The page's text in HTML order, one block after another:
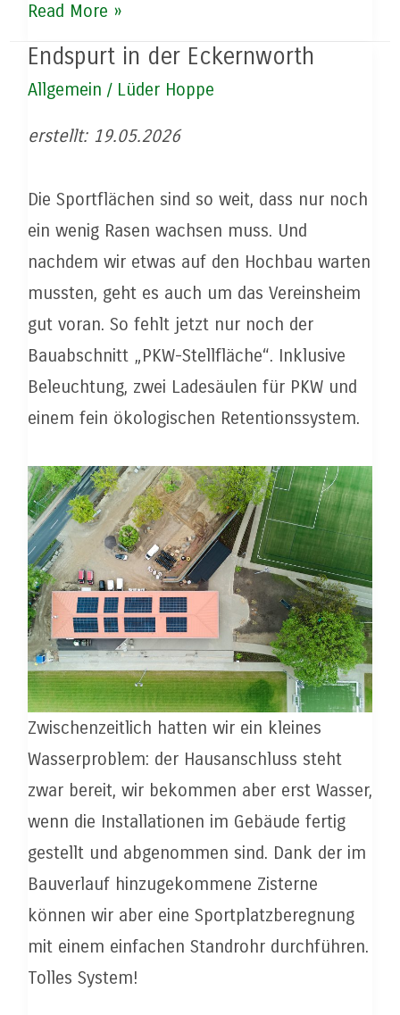
Unsere
Grundsätze
die
Sportanlagenplanung:
Read More »
Endspurt in der Eckernworth
Allgemein / Lüder Hoppe
erstellt: 19.05.2026
Die Sportflächen sind so weit, dass nur noch
ein wenig Rasen wachsen muss. Und
nachdem wir etwas auf den Hochbau warten
mussten, geht es auch um das Vereinsheim
gut voran. So fehlt jetzt nur noch der
Bauabschnitt „PKW-Stellfläche“. Inklusive
Beleuchtung, zwei Ladesäulen für PKW und
einem fein ökologischen Retentionssystem.
Zwischenzeitlich hatten wir ein kleines
Wasserproblem: der Hausanschluss steht
zwar bereit, wir bekommen aber erst Wasser,
wenn die Installationen im Gebäude fertig
gestellt und abgenommen sind. Dank der im
Bauverlauf hinzugekommene Zisterne
können wir aber eine Sportplatzberegnung
mit einem einfachen Standrohr durchführen.
Tolles System!